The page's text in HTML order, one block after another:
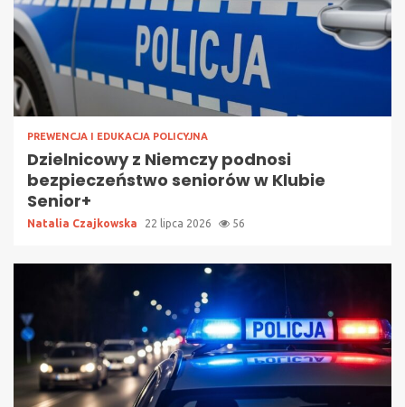
PREWENCJA I EDUKACJA POLICYJNA
Dzielnicowy z Niemczy podnosi
bezpieczeństwo seniorów w Klubie
Senior+
Natalia Czajkowska 22 lipca 2026 56